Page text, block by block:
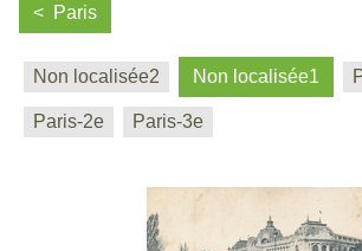
Paris
Non localisée2 Non localisée1
Paris-2e Paris-3e